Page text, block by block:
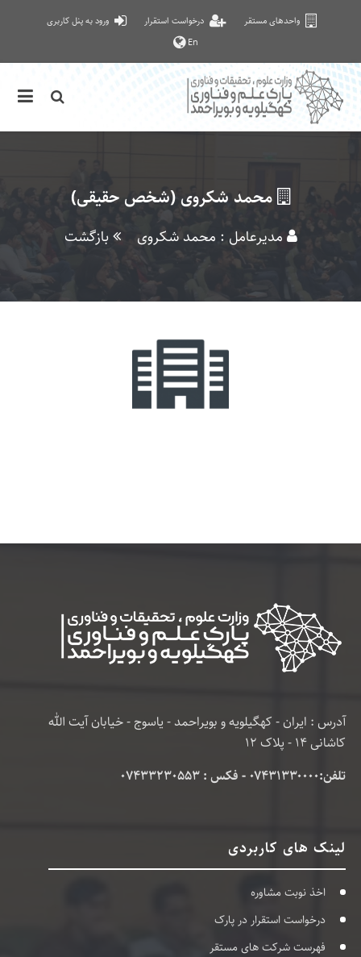
واحدهای مستقر درخواست استقرار
ورود به پنل کاربری
En
محمد شکروی (شخص حقیقی)
مدیرعامل : محمد شکروی بازگشت
آدرس : ایران - کهگیلویه و بویراحمد - یاسوج - خیابان آیت الله
کاشانی 14 - پلاک 12
تلفن:۰۷۴۳۱۳۳۰۰۰۰ - فکس : 07433230553
لینک های کاربردی
اخذ نوبت مشاوره
درخواست استقرار در پارک
فهرست شرکت های مستقر